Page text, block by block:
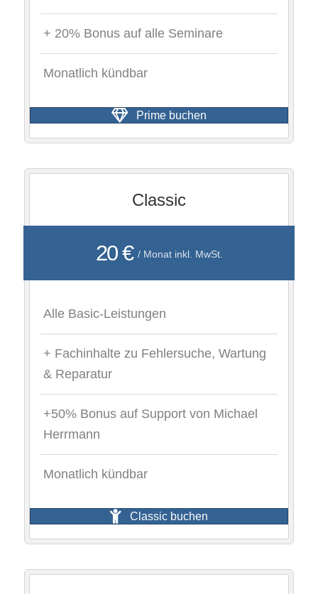
+ 20% Bonus auf alle Seminare
Monatlich kündbar
Prime buchen
Classic
20 € / Monat inkl. MwSt.
Alle Basic-Leistungen
+ Fachinhalte zu Fehlersuche, Wartung
& Reparatur
+50% Bonus auf Support von Michael
Herrmann
Monatlich kündbar
Classic buchen